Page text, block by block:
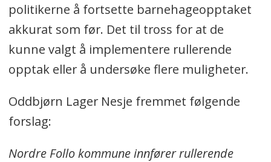
politikerne å fortsette barnehageopptaket
akkurat som før. Det til tross for at de
kunne valgt å implementere rullerende
opptak eller å undersøke flere muligheter.
Oddbjørn Lager Nesje fremmet følgende
forslag:
Nordre Follo kommune innfører rullerende